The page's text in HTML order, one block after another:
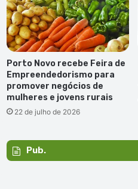
Porto Novo recebe Feira de
Empreendedorismo para
promover negócios de
mulheres e jovens rurais
22 de julho de 2026
Pub.